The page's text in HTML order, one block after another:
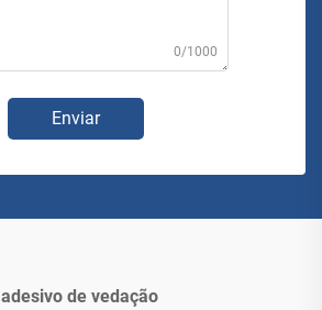
0/1000
Enviar
adesivo de vedação